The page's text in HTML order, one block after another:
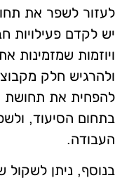
לעזור לשפר את
יש לקדם פעילויות
ויוזמות שמזמינות
ולהרגיש חלק
להפחית את תחושת
בתחום הסיעוד,
העבודה.
בנוסף, ניתן לשקול